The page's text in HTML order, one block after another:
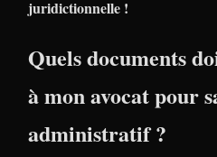
juridictionnelle !
Quels documents
à mon avocat pour
administratif ?